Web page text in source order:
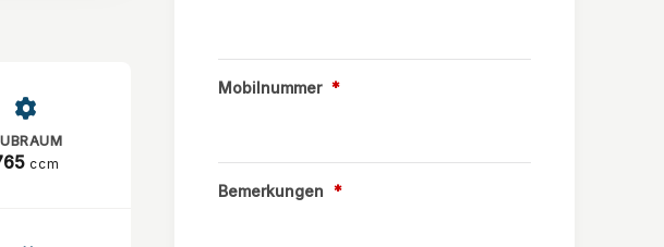
Mobilnummer *
Bemerkungen *
ccm